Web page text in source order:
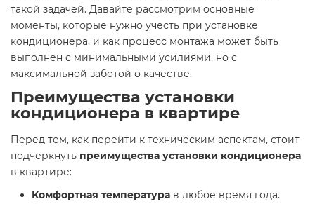
такой задачей. Давайте рассмотрим основные
моменты, которые нужно учесть при установке
кондиционера, и как процесс монтажа может быть
выполнен с минимальными усилиями, но с
максимальной заботой о качестве.
Преимущества установки
кондиционера в квартире
Перед тем, как перейти к техническим аспектам, стоит
подчеркнуть преимущества установки кондиционера
в квартире:
Комфортная температура в любое время года.